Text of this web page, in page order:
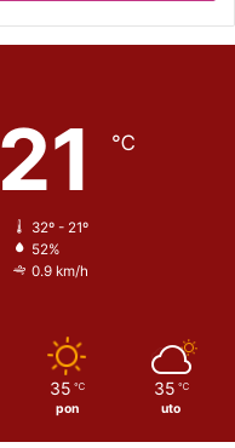
21 ℃
32º - 21º
52%
0.9 km/h
35 ℃
pon
35 ℃
uto